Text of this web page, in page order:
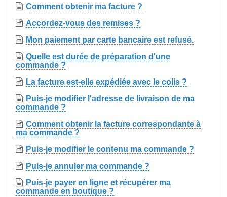
Comment obtenir ma facture ?
Accordez-vous des remises ?
Mon paiement par carte bancaire est refusé.
Quelle est durée de préparation d'une
commande ?
La facture est-elle expédiée avec le colis ?
Puis-je modifier l'adresse de livraison de ma
commande ?
Comment obtenir la facture correspondante à
ma commande ?
Puis-je modifier le contenu ma commande ?
Puis-je annuler ma commande ?
Puis-je payer en ligne et récupérer ma
commande en boutique ?